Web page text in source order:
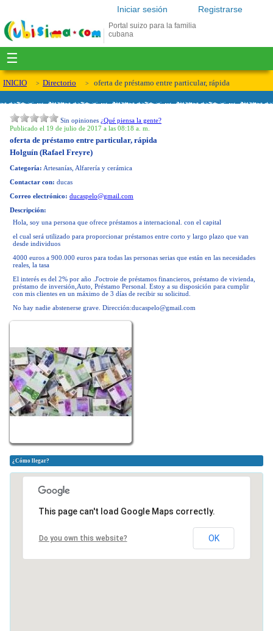
Registrarse
Iniciar sesión
Portal suizo para la familia
cubana
☰
INICIO Directorio oferta de préstamo entre particular, rápida
Sin opiniones ¿Qué piensa la gente?
Publicado el 19 de julio de 2017 a las 08:18 a. m.
oferta de préstamo entre particular, rápida
Holguín (Rafael Freyre)
Categoría: Artesanías, Alfarería y cerámica
Contactar con: ducas
Correo electrónico: ducaspelo@gmail.com
Descripción:
Hola, soy una persona que ofrece préstamos a internacional. con el capital
el cual será utilizado para proporcionar préstamos entre corto y largo plazo que van
desde individuos
4000 euros a 900.000 euros para todas las personas serias que están en las necesidades
reales, la tasa
El interés es del 2% por año .J'octroie de préstamos financieros, préstamo de vivienda,
préstamo de inversión,Auto, Préstamo Personal. Estoy a su disposición para cumplir
con mis clientes en un máximo de 3 días de recibir su solicitud.
No hay nadie abstenerse grave. Dirección:ducaspelo@gmail.com
¿Cómo llegar?
This page can't load Google Maps correctly.
Do you own this website? OK